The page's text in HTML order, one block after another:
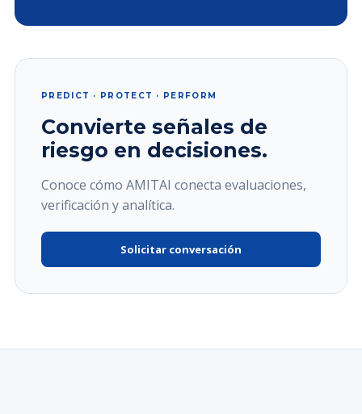
PREDICT · PROTECT · PERFORM
Convierte señales de
riesgo en decisiones.
Conoce cómo AMITAI conecta evaluaciones,
verificación y analítica.
Solicitar conversación